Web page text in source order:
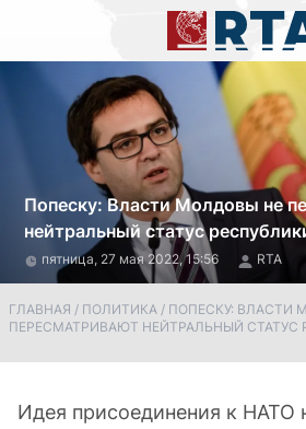
Попеску: Власти Молдовы не
нейтральный статус
пятница, 27 мая 2022, 15:56 RTA
ГЛАВНАЯ / ПОЛИТИКА / ПОПЕСКУ: ВЛАСТИ
ПЕРЕСМАТРИВАЮТ НЕЙТРАЛЬНЫЙ СТАТУС
Идея присоединения к НАТО